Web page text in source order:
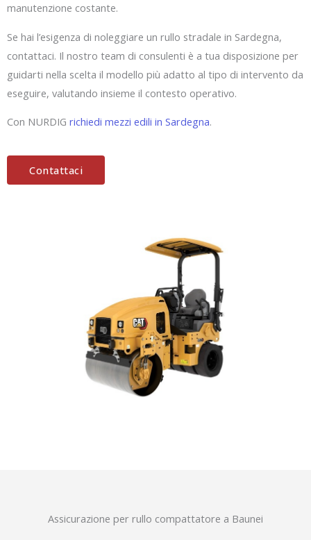
manutenzione costante.
Se hai l’esigenza di noleggiare un rullo stradale in Sardegna,
contattaci. Il nostro team di consulenti è a tua disposizione per
guidarti nella scelta il modello più adatto al tipo di intervento da
eseguire, valutando insieme il contesto operativo.
Con NURDIG richiedi mezzi edili in Sardegna.
Contattaci
Assicurazione per rullo compattatore a Baunei